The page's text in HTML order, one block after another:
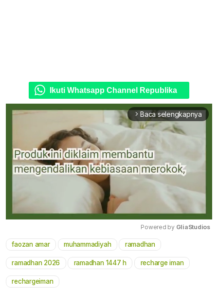
Ikuti Whatsapp Channel Republika
arrow_forward_ios Baca selengkapnya
Powered by GliaStudios
faozan amar muhammadiyah ramadhan
ramadhan 2026 ramadhan 1447 h recharge iman
rechargeiman